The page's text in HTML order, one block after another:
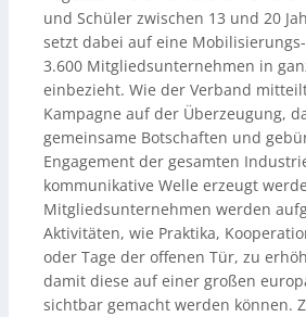
und Schüler zwischen 13 und 20
setzt dabei auf eine
3.600 Mitgliedsunternehmen in
einbezieht. Wie der Verband
Kampagne auf der Überzeugung,
gemeinsame Botschaften und
Engagement der gesamten
kommunikative Welle erzeugt
Mitgliedsunternehmen werden
Aktivitäten, wie Praktika,
oder Tage der offenen Tür, zu
damit diese auf einer großen
sichtbar gemacht werden können.